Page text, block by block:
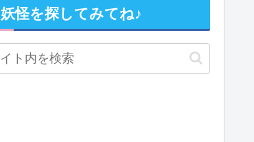
妖怪を探してみてね♪